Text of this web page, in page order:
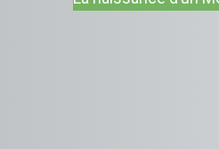
justice équitable